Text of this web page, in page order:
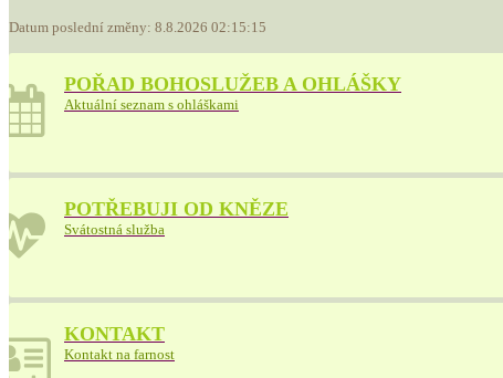
Datum poslední změny: 8.8.2026 02:15:15
POŘAD BOHOSLUŽEB A OHLÁŠKY
Aktuální seznam s ohláškami
POTŘEBUJI OD KNĚZE
Svátostná služba
KONTAKT
Kontakt na farnost